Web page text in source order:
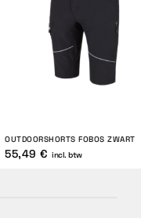
OUTDOORSHORTS FOBOS ZWART
55,49 € incl. btw